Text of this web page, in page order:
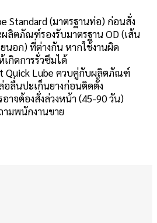
Standard (มาตรฐานท่อ) ก่อนสั่ง
ลิตภัณฑ์รองรับมาตรฐาน OD (เส้น
นอก) ที่ต่างกัน หากใช้งานผิด
เกิดการรั่วซึมได้
Quick Lube ควบคู่กับผลิตภัณฑ์
อลื่นปะเก็นยางก่อนติดตั้ง
อาจต้องสั่งล่วงหน้า (45-90 วัน)
มพนักงานขาย